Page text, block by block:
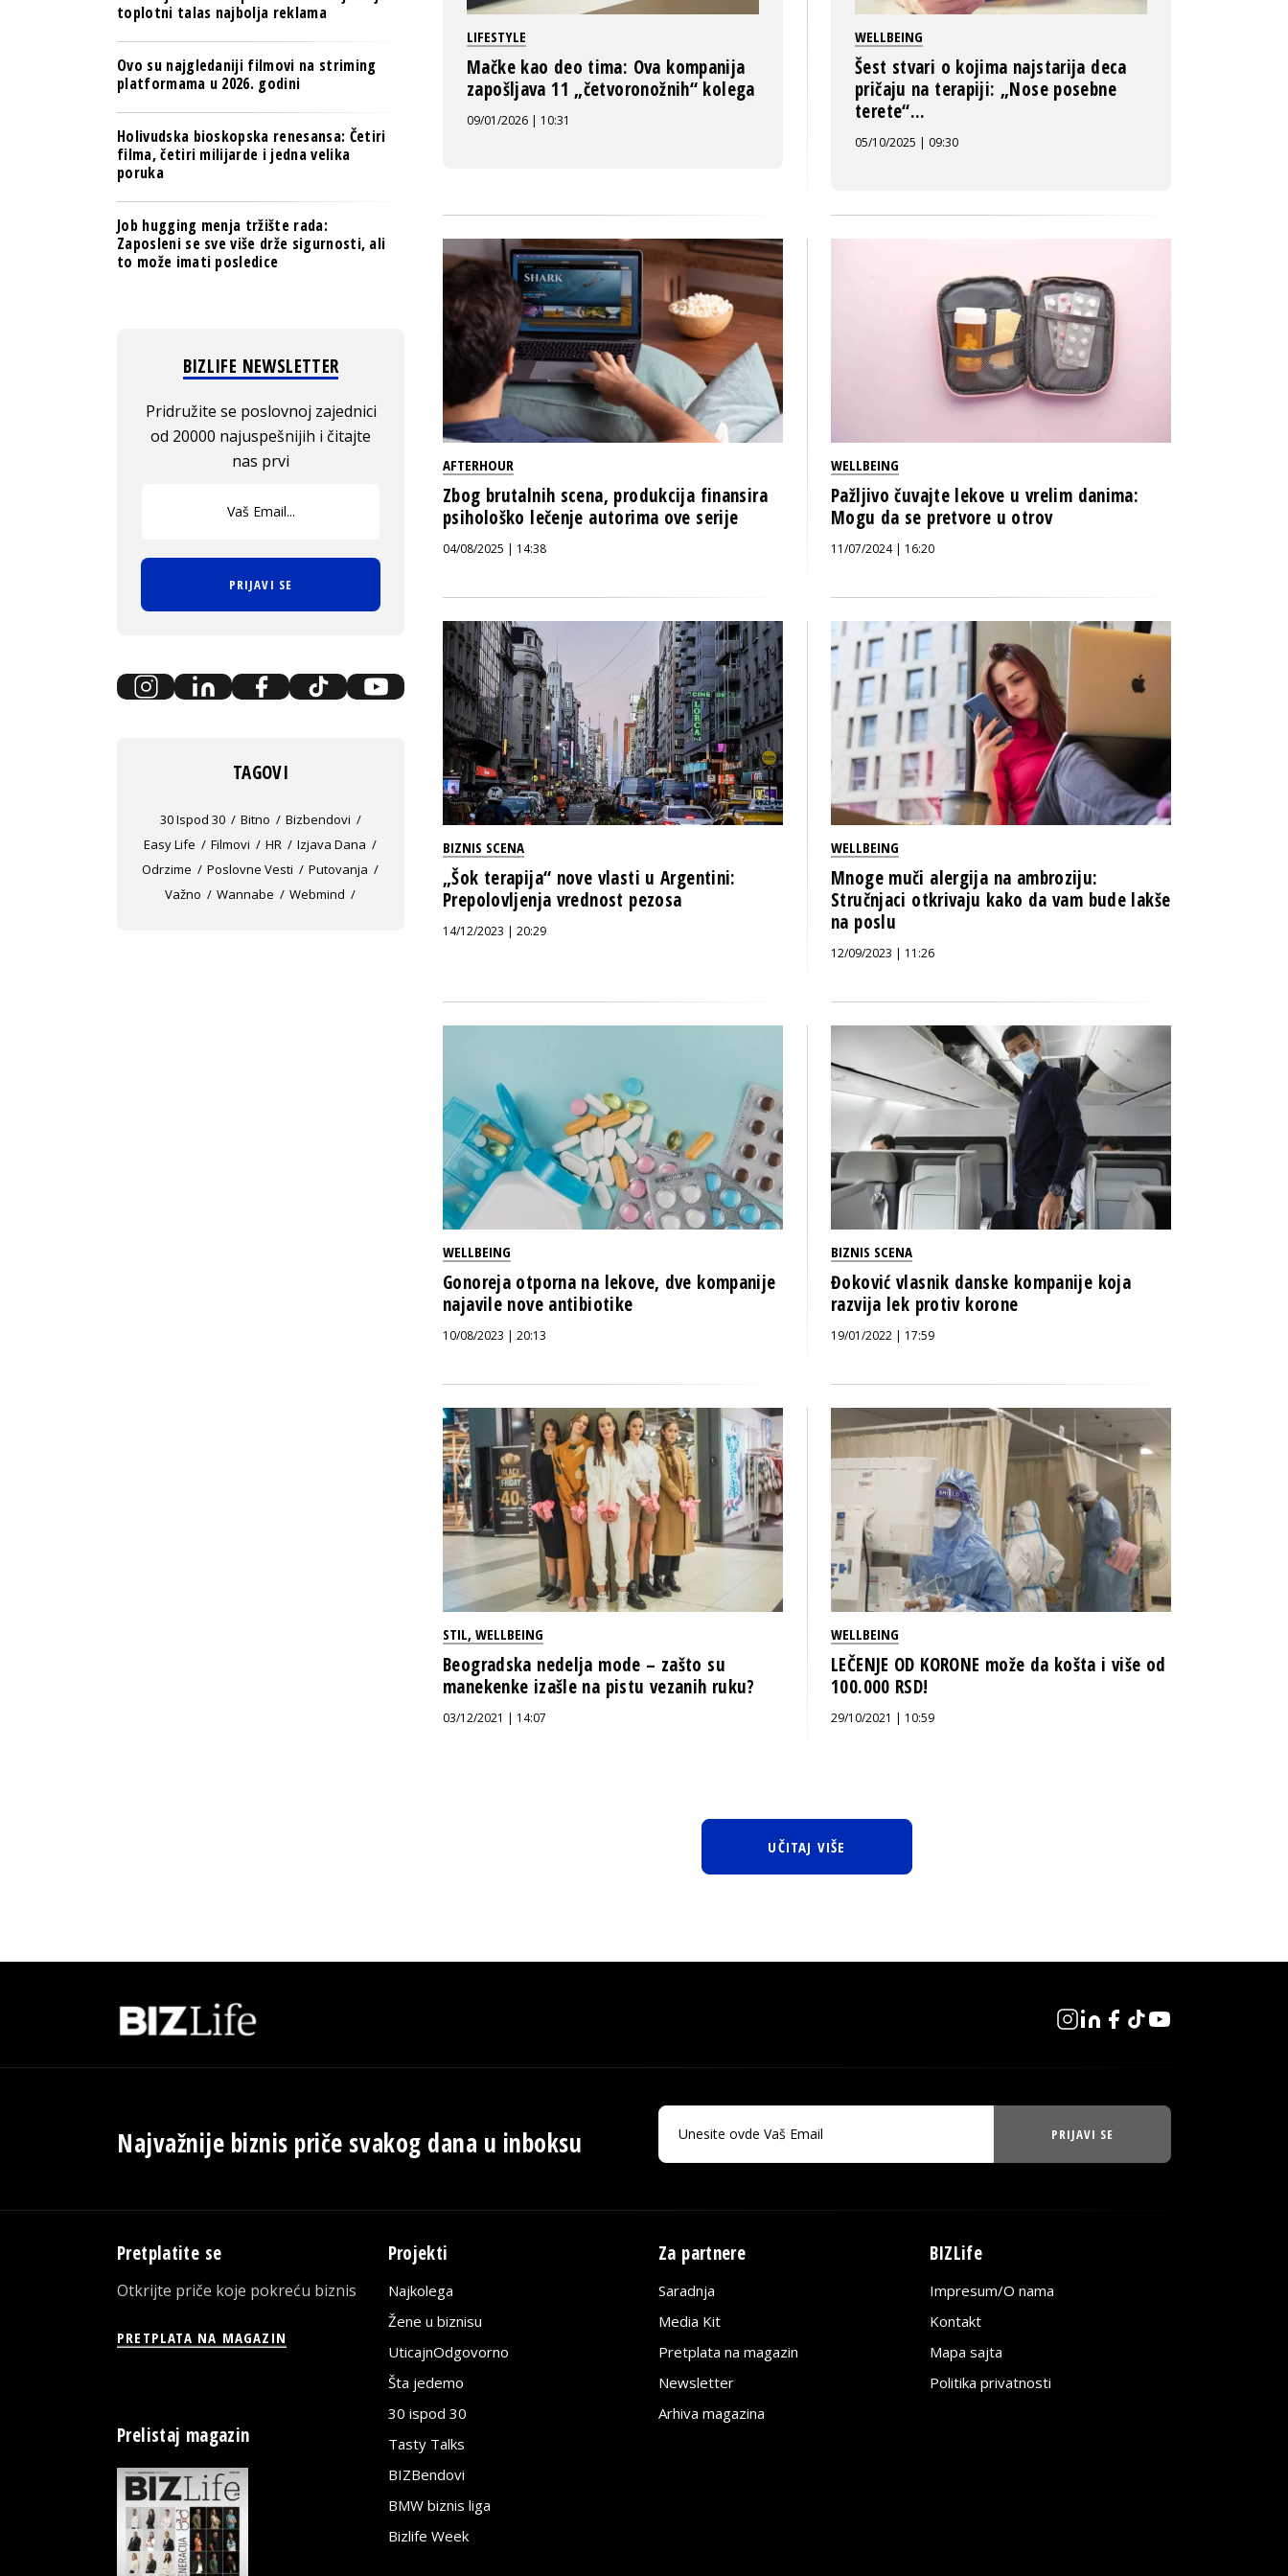
LIFESTYLE
Mačke kao deo tima: Ova kompanija
zapošljava 11 „četvoronožnih“ kolega
09/01/2026 | 10:31
WELLBEING
Šest stvari o kojima najstarija deca
pričaju na terapiji: „Nose posebne
terete“...
05/10/2025 | 09:30
AFTERHOUR
Zbog brutalnih scena, produkcija finansira
psihološko lečenje autorima ove serije
04/08/2025 | 14:38
WELLBEING
Pažljivo čuvajte lekove u vrelim danima:
Mogu da se pretvore u otrov
11/07/2024 | 16:20
BIZNIS SCENA
„Šok terapija“ nove vlasti u Argentini:
Prepolovljenja vrednost pezosa
14/12/2023 | 20:29
WELLBEING
Mnoge muči alergija na ambroziju:
Stručnjaci otkrivaju kako da vam bude lakše
na poslu
12/09/2023 | 11:26
WELLBEING
Gonoreja otporna na lekove, dve kompanije
najavile nove antibiotike
10/08/2023 | 20:13
BIZNIS SCENA
Đoković vlasnik danske kompanije koja
razvija lek protiv korone
19/01/2022 | 17:59
STIL, WELLBEING
Beogradska nedelja mode – zašto su
manekenke izašle na pistu vezanih ruku?
03/12/2021 | 14:07
WELLBEING
LEČENJE OD KORONE može da košta i više od
100.000 RSD!
29/10/2021 | 10:59
UČITAJ VIŠE
toplotni talas najbolja reklama
Ovo su najgledaniji filmovi na striming
platformama u 2026. godini
Holivudska bioskopska renesansa: Četiri
filma, četiri milijarde i jedna velika
poruka
Job hugging menja tržište rada:
Zaposleni se sve više drže sigurnosti, ali
to može imati posledice
BIZLIFE NEWSLETTER
Pridružite se poslovnoj zajednici
od 20000 najuspešnijih i čitajte
nas prvi
PRIJAVI SE
TAGOVI
30 Ispod 30 Bitno
Bizbendovi
Easy Life
Filmovi HR
Izjava Dana
Odrzime
Poslovne Vesti
Putovanja
Važno
Wannabe Webmind
Najvažnije biznis priče svakog dana u inboksu PRIJAVI SE
Pretplatite se
Otkrijte priče koje pokreću biznis
PRETPLATA NA MAGAZIN
Prelistaj magazin
Projekti
Najkolega
Žene u biznisu
UticajnOdgovorno
Šta jedemo
30 ispod 30
Tasty Talks
BIZBendovi
BMW biznis liga
Bizlife Week
Za partnere
Saradnja
Media Kit
Pretplata na magazin
Newsletter
Arhiva magazina
BIZLife
Impresum/O nama
Kontakt
Mapa sajta
Politika privatnosti